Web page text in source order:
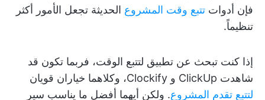
فإن أدوات تتبع وقت المشروع الحديثة تجعل الأمور أكثر
تنظيماً.
إذا كنت تبحث عن تطبيق لتتبع الوقت، فربما تكون قد
شاهدت ClickUp و Clockify، وكلاهما خياران قويان
لتتبع تقدم المشروع. ولكن أيهما أفضل ما يناسب سير